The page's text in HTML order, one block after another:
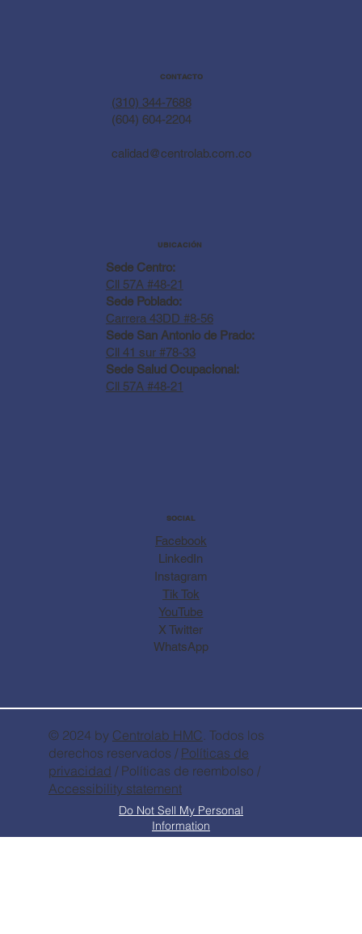
CONTACTO
(310) 344-7688
(604) 604-2204
calidad@centrolab.com.co
UBICACIÓN
Sede Centro:
Cll 57A #48-21
Sede Poblado:
Carrera 43DD #8-56
Sede San Antonio de Prado:
Cll 41 sur #78-33
Sede Salud Ocupacional:
Cll 57A #48-21
SOCIAL
Facebook
Instagram
LinkedIn
Tik Tok
YouTube
X Twitter
WhatsApp
Do Not Sell My Personal
Information
© 2024 by Centrolab HMC . Todos los
derechos reservados / Políticas de
privacidad / Políticas de reembolso /
Accessibility statement